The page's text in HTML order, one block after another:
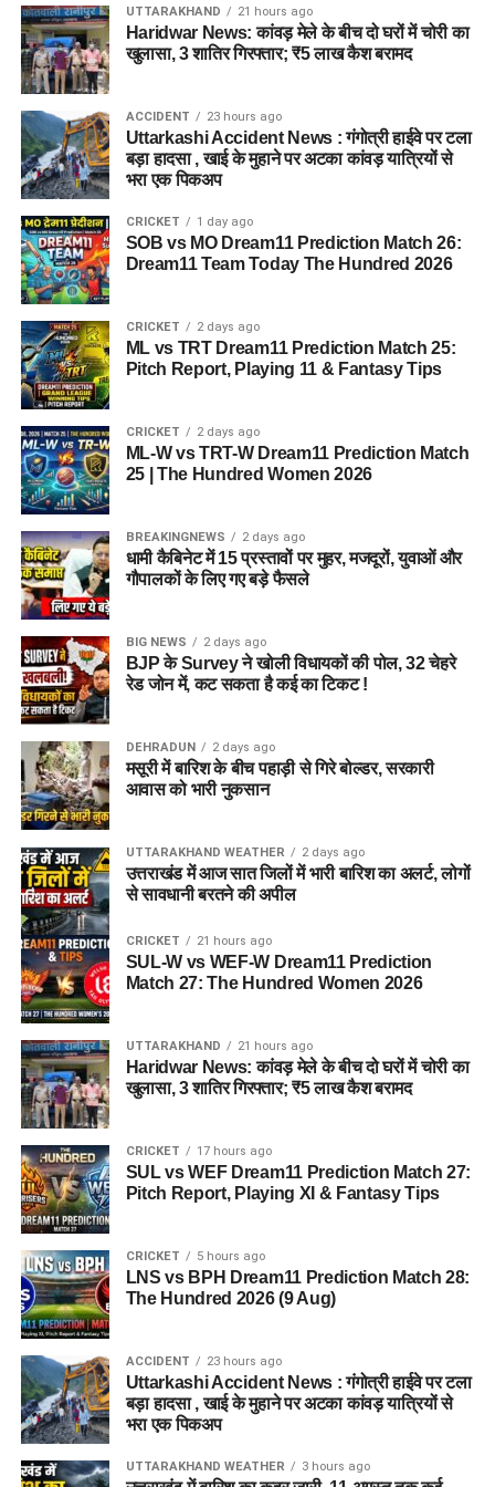
UTTARAKHAND 21 hours ago
Haridwar News: कांवड़ मेले के बीच दो घरों में चोरी का
खुलासा, 3 शातिर गिरफ्तार; ₹5 लाख कैश बरामद
ACCIDENT 23 hours ago
Uttarkashi Accident News : गंगोत्री हाईवे पर टला
बड़ा हादसा , खाई के मुहाने पर अटका कांवड़ यात्रियों से
भरा एक पिकअप
CRICKET 1 day ago
SOB vs MO Dream11 Prediction Match 26:
Dream11 Team Today The Hundred 2026
CRICKET 2 days ago
ML vs TRT Dream11 Prediction Match 25:
Pitch Report, Playing 11 & Fantasy Tips
CRICKET 2 days ago
ML-W vs TRT-W Dream11 Prediction Match
25 | The Hundred Women 2026
BREAKINGNEWS 2 days ago
धामी कैबिनेट में 15 प्रस्तावों पर मुहर, मजदूरों, युवाओं और
गौपालकों के लिए गए बड़े फैसले
BIG NEWS 2 days ago
BJP के Survey ने खोली विधायकों की पोल, 32 चेहरे
रेड जोन में, कट सकता है कई का टिकट !
DEHRADUN 2 days ago
मसूरी में बारिश के बीच पहाड़ी से गिरे बोल्डर, सरकारी
आवास को भारी नुकसान
UTTARAKHAND WEATHER 2 days ago
उत्तराखंड में आज सात जिलों में भारी बारिश का अलर्ट, लोगों
से सावधानी बरतने की अपील
CRICKET 21 hours ago
SUL-W vs WEF-W Dream11 Prediction
Match 27: The Hundred Women 2026
UTTARAKHAND 21 hours ago
Haridwar News: कांवड़ मेले के बीच दो घरों में चोरी का
खुलासा, 3 शातिर गिरफ्तार; ₹5 लाख कैश बरामद
CRICKET 17 hours ago
SUL vs WEF Dream11 Prediction Match 27:
Pitch Report, Playing XI & Fantasy Tips
CRICKET 5 hours ago
LNS vs BPH Dream11 Prediction Match 28:
The Hundred 2026 (9 Aug)
ACCIDENT 23 hours ago
Uttarkashi Accident News : गंगोत्री हाईवे पर टला
बड़ा हादसा , खाई के मुहाने पर अटका कांवड़ यात्रियों से
भरा एक पिकअप
UTTARAKHAND WEATHER 3 hours ago